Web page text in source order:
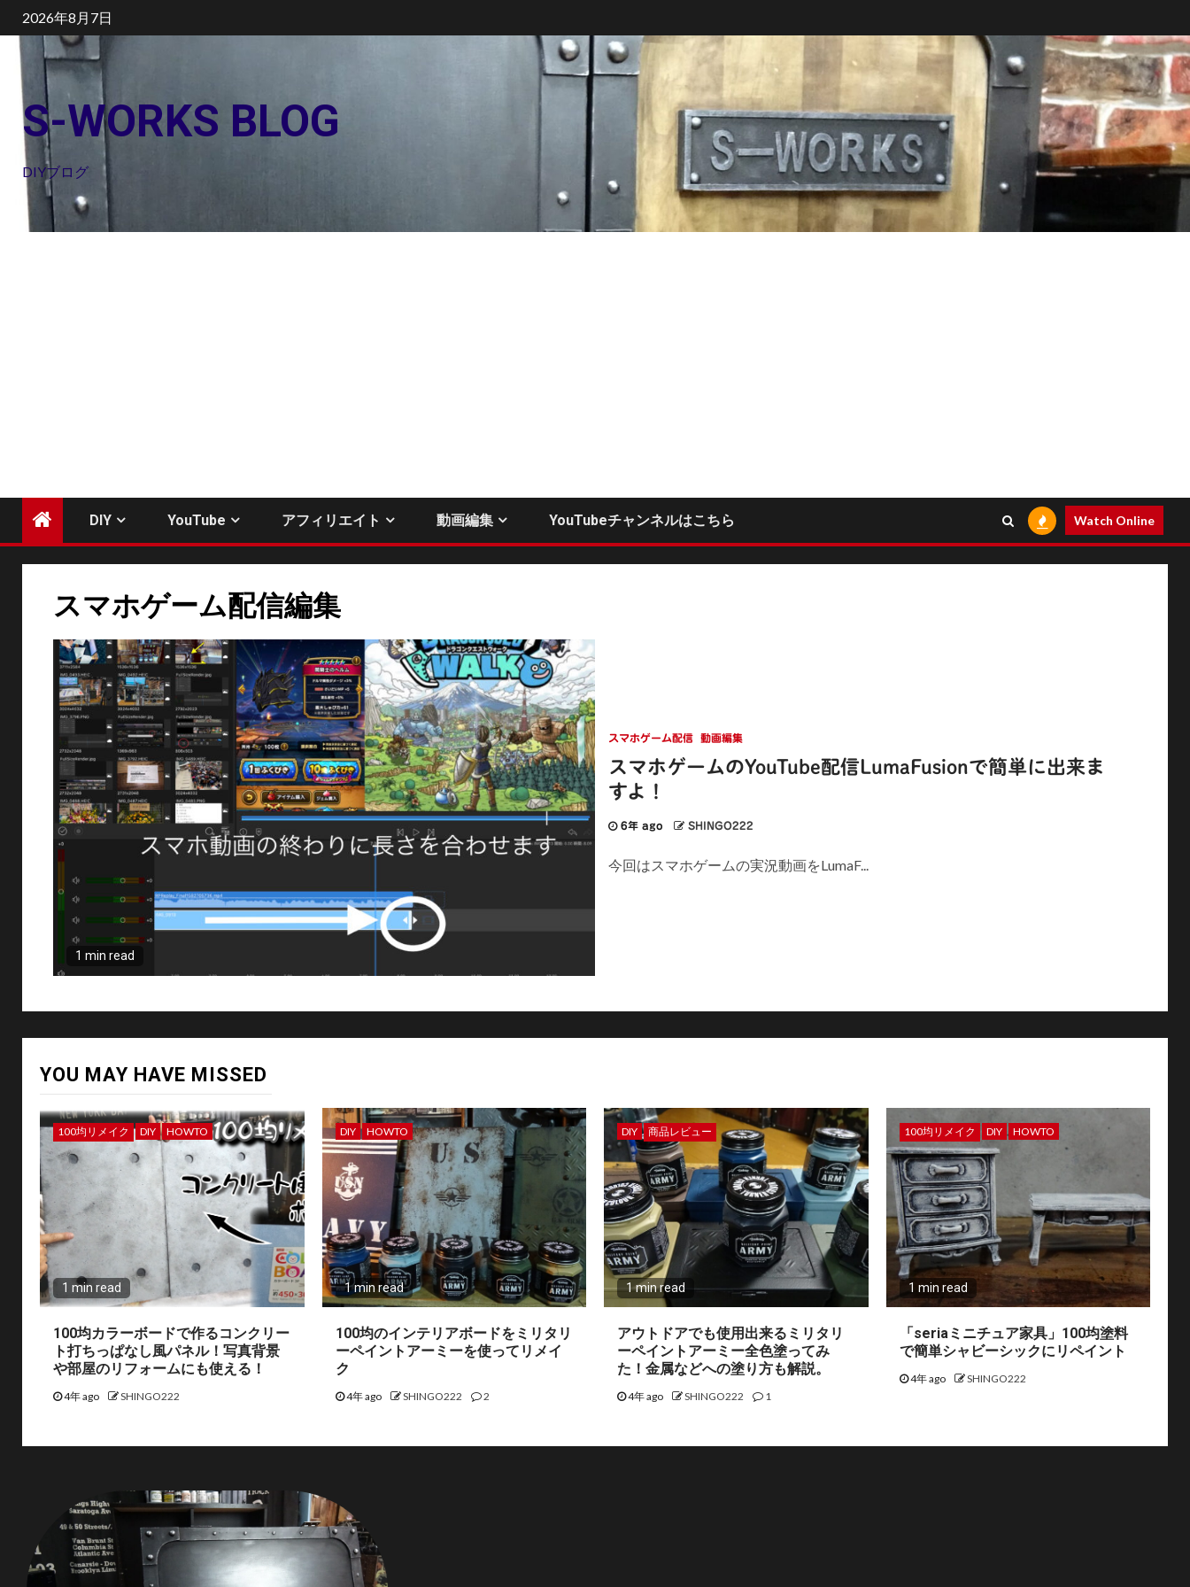
Skip
to
content
2026年8月7日
S-WORKS BLOG
DIYブログ
DIY YouTube アフィリエイト 動画編集 YouTubeチャンネルはこちら Watch Online
スマホゲーム配信編集
1 min read
スマホゲーム配信 動画編集
スマホゲームのYouTube配信LumaFusionで簡単に出来ま
すよ！
6年 ago SHINGO222
今回はスマホゲームの実況動画をLumaF...
YOU MAY HAVE MISSED
100均リメイク DIY HOWTO
1 min read
100均カラーボードで作るコンクリー
ト打ちっぱなし風パネル！写真背景
や部屋のリフォームにも使える！
4年 ago SHINGO222
DIY HOWTO
1 min read
100均のインテリアボードをミリタリ
ーペイントアーミーを使ってリメイ
ク
4年 ago SHINGO222 2
DIY 商品レビュー
1 min read
アウトドアでも使用出来るミリタリ
ーペイントアーミー全色塗ってみ
た！金属などへの塗り方も解説。
4年 ago SHINGO222 1
100均リメイク DIY HOWTO
1 min read
「seriaミニチュア家具」100均塗料
で簡単シャビーシックにリペイント
4年 ago SHINGO222